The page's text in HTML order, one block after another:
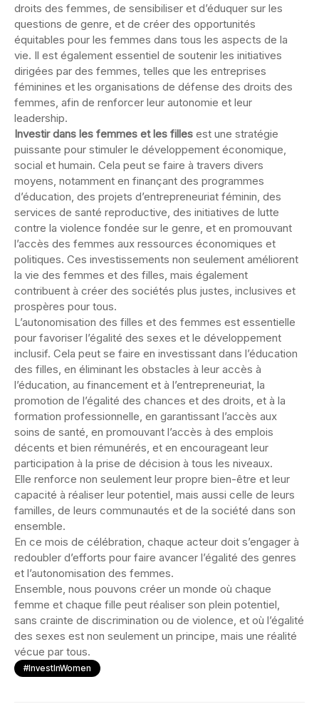
droits des femmes, de sensibiliser et d’éduquer sur les
questions de genre, et de créer des opportunités
équitables pour les femmes dans tous les aspects de la
vie. Il est également essentiel de soutenir les initiatives
dirigées par des femmes, telles que les entreprises
féminines et les organisations de défense des droits des
femmes, afin de renforcer leur autonomie et leur
leadership.
Investir dans les femmes et les filles est une stratégie
puissante pour stimuler le développement économique,
social et humain. Cela peut se faire à travers divers
moyens, notamment en finançant des programmes
d’éducation, des projets d’entrepreneuriat féminin, des
services de santé reproductive, des initiatives de lutte
contre la violence fondée sur le genre, et en promouvant
l’accès des femmes aux ressources économiques et
politiques. Ces investissements non seulement améliorent
la vie des femmes et des filles, mais également
contribuent à créer des sociétés plus justes, inclusives et
prospères pour tous.
L’autonomisation des filles et des femmes est essentielle
pour favoriser l’égalité des sexes et le développement
inclusif. Cela peut se faire en investissant dans l’éducation
des filles, en éliminant les obstacles à leur accès à
l’éducation, au financement et à l’entrepreneuriat, la
promotion de l’égalité des chances et des droits, et à la
formation professionnelle, en garantissant l’accès aux
soins de santé, en promouvant l’accès à des emplois
décents et bien rémunérés, et en encourageant leur
participation à la prise de décision à tous les niveaux.
Elle renforce non seulement leur propre bien-être et leur
capacité à réaliser leur potentiel, mais aussi celle de leurs
familles, de leurs communautés et de la société dans son
ensemble.
En ce mois de célébration, chaque acteur doit s’engager à
redoubler d’efforts pour faire avancer l’égalité des genres
et l’autonomisation des femmes.
Ensemble, nous pouvons créer un monde où chaque
femme et chaque fille peut réaliser son plein potentiel,
sans crainte de discrimination ou de violence, et où l’égalité
des sexes est non seulement un principe, mais une réalité
vécue par tous.
#InvestInWomen